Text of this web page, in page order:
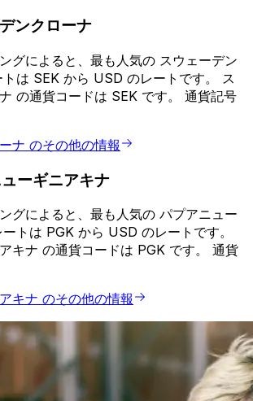
ンクローナ
グによると、最も人気の スウェーデン
は SEK から USD のレートです。 ス
の通貨コードは SEK です。 通貨記号
ナ のその他の情報
ーギニアキナ
グによると、最も人気の パプアニュー
トは PGK から USD のレートです。
キナ の通貨コードは PGK です。 通貨
キナ のその他の情報